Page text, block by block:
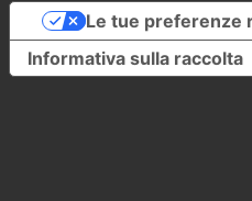
Informativa sulla raccolta
Le tue preferenze